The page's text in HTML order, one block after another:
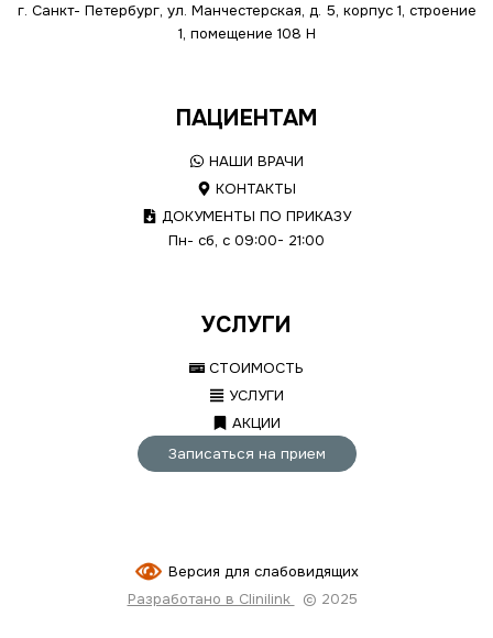
г. Санкт- Петербург, ул. Манчестерская, д. 5, корпус 1, строение
1, помещение 108 Н
ПАЦИЕНТАМ
НАШИ ВРАЧИ
КОНТАКТЫ
ДОКУМЕНТЫ ПО ПРИКАЗУ
Пн- сб, с 09:00- 21:00
УСЛУГИ
СТОИМОСТЬ
УСЛУГИ
АКЦИИ
Записаться на прием
Версия для слабовидящих
Разработано в Clinilink
© 2025